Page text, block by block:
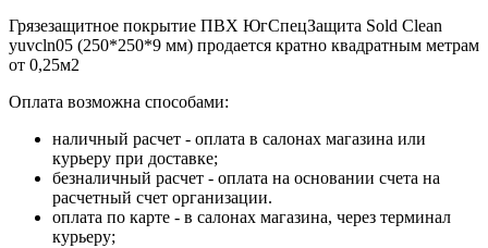
Грязезащитное покрытие ПВХ ЮгСпецЗащита Sold Clean
yuvcln05 (250*250*9 мм) продается кратно квадратным метрам
от 0,25м2
Оплата возможна способами:
наличный расчет - оплата в салонах магазина или
курьеру при доставке;
безналичный расчет - оплата на основании счета на
расчетный счет организации.
оплата по карте - в салонах магазина, через терминал
курьеру;